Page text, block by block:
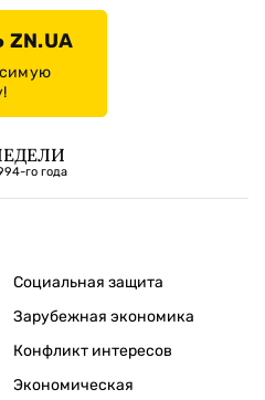
го года
Социальная защита
Зарубежная экономика
Конфликт интересов
Экономическая